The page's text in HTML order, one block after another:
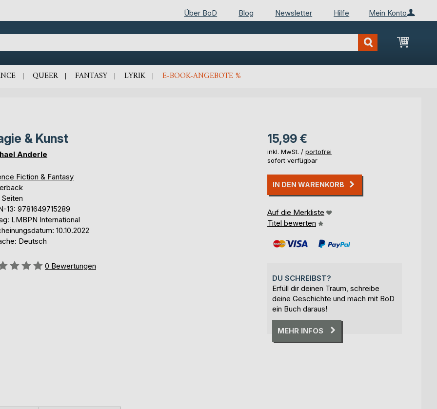
Mein Konto
Über BoD Blog Newsletter Hilfe
Mein
QUEER FANTASY LYRIK E-BOOK-ANGEBOTE %
& Kunst
Anderle
Fiction & Fantasy
13: 9781649715289
LMBPN International
10.10.2022
Deutsch
0 Bewertungen
15,99 €
inkl. MwSt. / portofrei
sofort verfügbar
IN DEN WARENKORB
Auf die Merkliste
Titel bewerten
DU SCHREIBST?
Erfüll dir deinen Traum, schreibe
deine Geschichte und mach mit BoD
ein Buch daraus!
MEHR INFOS